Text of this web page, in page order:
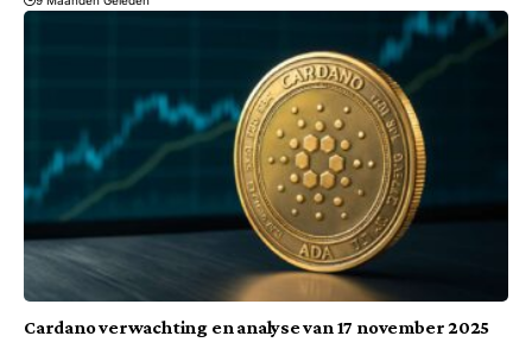
Cardano verwachting en analyse van 17 november 2025